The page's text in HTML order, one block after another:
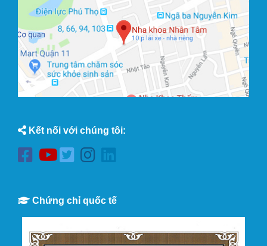
Kết nối với chúng tôi:
Chứng chỉ quốc tế